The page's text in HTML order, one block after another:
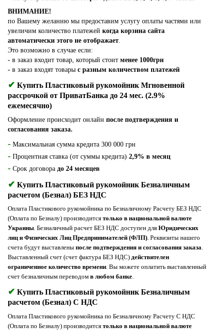
ВНИМАНИЕ!
по Вашему желанию мы предоставим услугу оплаты частями или
увеличим количество платежей когда корзина сайта
автоматически этого не отображает.
Это возможно в случае если:
- в заказ входит товар, который стоит менее 1000грн
- в заказ входят товары с разным количеством платежей
✔ Купить Пластиковый рукомойник Мгновенной
рассрочкой от ПриватБанка до 24 мес. (2.9%
ежемесячно)
Оформление происходит онлайн после подтверждения и
согласования заказа.
- Максимальная сумма кредита 300 000 грн
- Процентная ставка (от суммы кредита) 2,9% в месяц
- Срок договора до 24 месяцев
✔ Купить Пластиковый рукомойник Безналичным
расчетом (Безнал) БЕЗ НДС
Оплата Пластикового рукомойника по Безналичному Расчету БЕЗ НДС
(Оплата по Безналу) производится только в национальной валюте
Украины. Безналичный расчет БЕЗ НДС доступен для Юридических
лиц и Физических Лиц Предпринимателей (ФЛП). Реквизиты нашего
счета будут выставлены после подтверждения и согласования заказа.
Выставленный счет (счет фактура БЕЗ НДС) действителен
ограниченное количество времени. Вы можете оплатить выставленный
счет безналичным переводом в любом банке.
✔ Купить Пластиковый рукомойник Безналичным
расчетом (Безнал) С НДС
Оплата Пластикового рукомойника по Безналичному Расчету С НДС
(Оплата по Безналу) производится только в национальной валюте